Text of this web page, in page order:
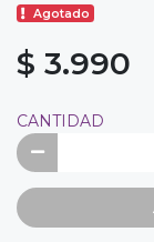
Agotado
$ 3.990
CANTIDAD